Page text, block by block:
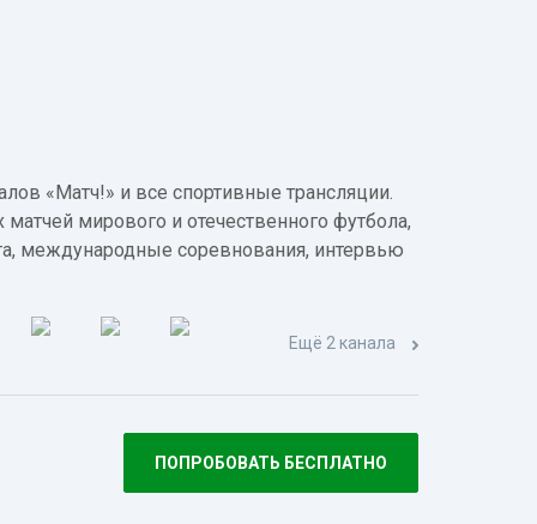
«Матч!» и все спортивные трансляции.
мирового и отечественного футбола,
международные соревнования, интервью
Ещё 2 канала
ПОПРОБОВАТЬ БЕСПЛАТНО